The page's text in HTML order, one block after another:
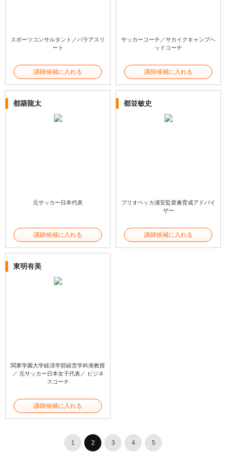
スポーツコンサルタント／パラアスリ
ート
講師候補に入れる
サッカーコーチ／サカイクキャンプヘ
ッドコーチ
講師候補に入れる
都築龍太
元サッカー日本代表
講師候補に入れる
都並敏史
ブリオベッカ浦安監督兼育成アドバイ
ザー
講師候補に入れる
東明有美
関東学園大学経済学部経営学科准教授
／ 元サッカー日本女子代表／ ビジネ
スコーチ
講師候補に入れる
1 2 3 4 5